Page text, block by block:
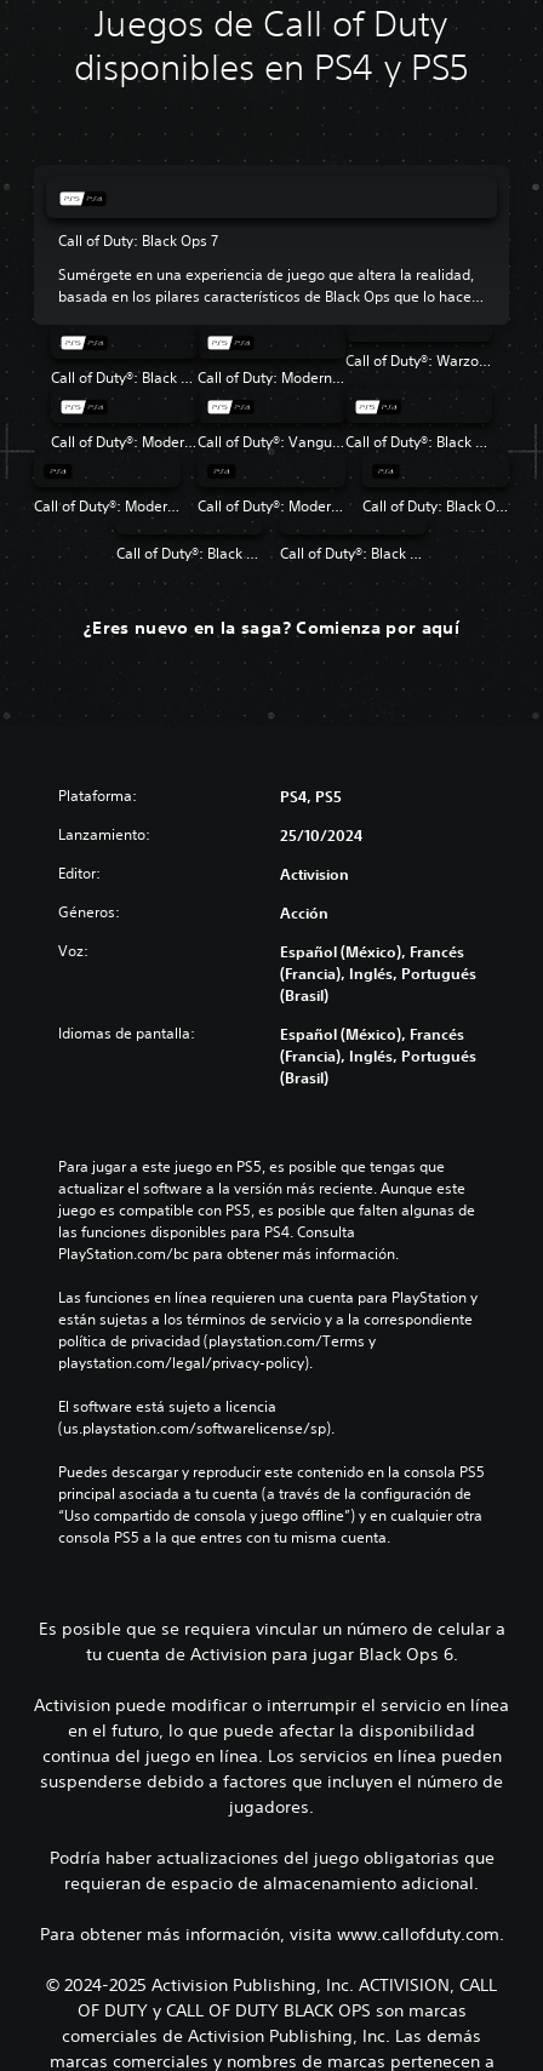
Juegos de Call of Duty
disponibles en PS4 y PS5
Call of Duty: Black Ops 7
Sumérgete en una experiencia de juego que altera la realidad,
basada en los pilares característicos de Black Ops que lo hacen
Call of Duty®: Black Ops 6 Call of Duty: Modern Warfare III
Call of Duty®: Warzone™
Call of Duty®: Modern Warfare® II Call of Duty®: Vanguard Call of Duty®: Black Ops Cold War
Call of Duty®: Modern Warfare® Call of Duty®: Modern Warfare® 2 Campaign Remastered Call of Duty: Black Ops 4
Call of Duty®: Black Ops Call of Duty®: Black Ops II
¿Eres nuevo en la saga? Comienza por aquí
Plataforma: PS4, PS5
Lanzamiento: 25/10/2024
Editor: Activision
Géneros: Acción
Voz:
Español (México), Francés
(Francia), Inglés, Portugués
(Brasil)
Idiomas de pantalla:
Español (México), Francés
(Francia), Inglés, Portugués
(Brasil)
Para jugar a este juego en PS5, es posible que tengas que
actualizar el software a la versión más reciente. Aunque este
juego es compatible con PS5, es posible que falten algunas de
las funciones disponibles para PS4. Consulta
PlayStation.com/bc para obtener más información.
Las funciones en línea requieren una cuenta para PlayStation y
están sujetas a los términos de servicio y a la correspondiente
política de privacidad (playstation.com/Terms y
playstation.com/legal/privacy-policy).
El software está sujeto a licencia
(us.playstation.com/softwarelicense/sp).
Puedes descargar y reproducir este contenido en la consola PS5
principal asociada a tu cuenta (a través de la configuración de
“Uso compartido de consola y juego offline”) y en cualquier otra
consola PS5 a la que entres con tu misma cuenta.
Es posible que se requiera vincular un número de celular a
tu cuenta de Activision para jugar Black Ops 6.
Activision puede modificar o interrumpir el servicio en línea
en el futuro, lo que puede afectar la disponibilidad
continua del juego en línea. Los servicios en línea pueden
suspenderse debido a factores que incluyen el número de
jugadores.
Podría haber actualizaciones del juego obligatorias que
requieran de espacio de almacenamiento adicional.
Para obtener más información, visita www.callofduty.com.
© 2024-2025 Activision Publishing, Inc. ACTIVISION, CALL
OF DUTY y CALL OF DUTY BLACK OPS son marcas
comerciales de Activision Publishing, Inc. Las demás
marcas comerciales y nombres de marcas pertenecen a